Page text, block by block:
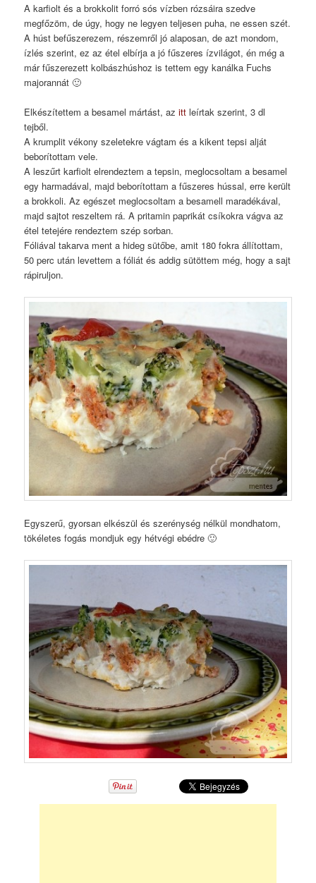
A karfiolt és a brokkolit forró sós vízben rózsáira szedve
megfőzöm, de úgy, hogy ne legyen teljesen puha, ne essen szét.
A húst befűszerezem, részemről jó alaposan, de azt mondom,
ízlés szerint, ez az étel elbírja a jó fűszeres ízvilágot, én még a
már fűszerezett kolbászhúshoz is tettem egy kanálka Fuchs
majorannát 🙂
Elkészítettem a besamel mártást, az ittleírtak szerint, 3 dl
tejből.
A krumplit vékony szeletekre vágtam és a kikent tepsi alját
beborítottam vele.
A leszűrt karfiolt elrendeztem a tepsin, meglocsoltam a besamel
egy harmadával, majd beborítottam a fűszeres hússal, erre került
a brokkoli. Az egészet meglocsoltam a besamell maradékával,
majd sajtot reszeltem rá. A pritamin paprikát csíkokra vágva az
étel tetejére rendeztem szép sorban.
Fóliával takarva ment a hideg sütőbe, amit 180 fokra állítottam,
50 perc után levettem a fóliát és addig sütöttem még, hogy a sajt
rápiruljon.
Egyszerű, gyorsan elkészül és szerénység nélkül mondhatom,
tökéletes fogás mondjuk egy hétvégi ebédre 🙂